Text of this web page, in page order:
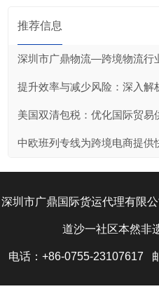
推荐信息
深圳市广鼎物流—跨境物流行
提升效率与减少风险：深入解
美国双清包税：优化国际贸易
中欧班列专线为跨境电商提供
深圳市广鼎国际货运代理有限
道沙一社区本然非
电话：+86-0755-23107617